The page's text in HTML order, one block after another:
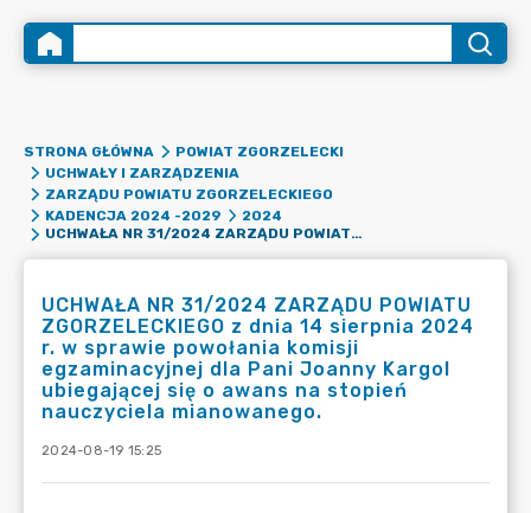
STRONA GŁÓWNA
POWIAT ZGORZELECKI
UCHWAŁY I ZARZĄDZENIA
ZARZĄDU POWIATU ZGORZELECKIEGO
KADENCJA 2024 -2029
2024
UCHWAŁA NR 31/2024 ZARZĄDU POWIATU ZGORZELECKIEGO Z DNIA 14 SIERPNIA 2024 R. W SPRAWIE POWOŁANIA KOMISJI EGZAMINACYJNEJ DLA PANI JOANNY KARGOL UBIEGAJĄCEJ SIĘ O AWANS NA STOPIEŃ NAUCZYCIELA MIANOWANEGO.
UCHWAŁA NR 31/2024 ZARZĄDU POWIATU
ZGORZELECKIEGO z dnia 14 sierpnia 2024
r. w sprawie powołania komisji
egzaminacyjnej dla Pani Joanny Kargol
ubiegającej się o awans na stopień
nauczyciela mianowanego.
2024-08-19 15:25